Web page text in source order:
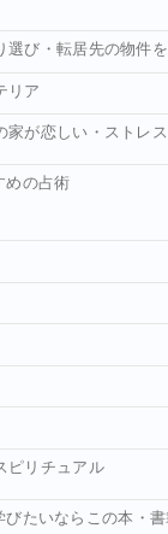
選び・転居先の物件
リア
家が恋しい・ストレ
めの占術
ピリチュアル
たいならこの本・書